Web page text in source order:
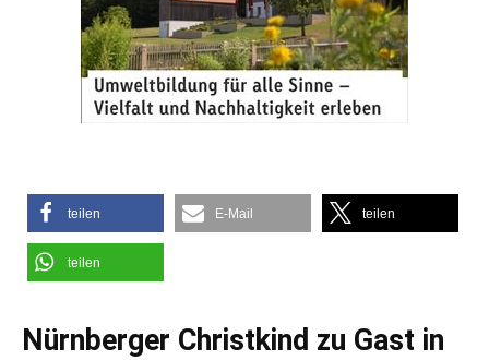
teilen E-Mail teilen
teilen
Nürnberger Christkind zu Gast in